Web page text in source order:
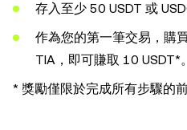
存入至少 50 USDT 或
作為您的第一筆交易，購
TIA，即可賺取 10 USDT*。
* 獎勵僅限於完成所有步驟的